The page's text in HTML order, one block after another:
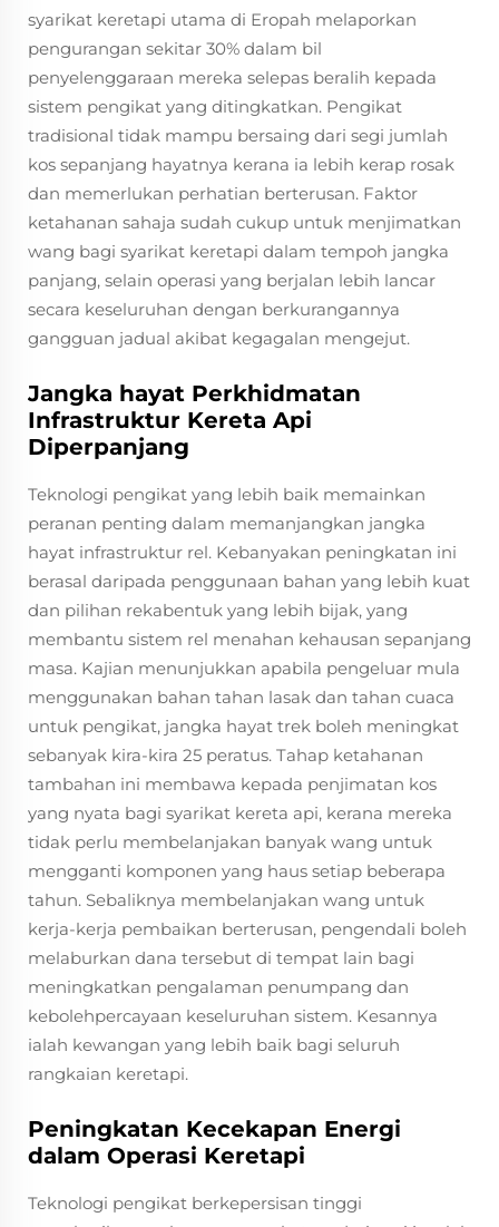
syarikat keretapi utama di Eropah melaporkan
pengurangan sekitar 30% dalam bil
penyelenggaraan mereka selepas beralih kepada
sistem pengikat yang ditingkatkan. Pengikat
tradisional tidak mampu bersaing dari segi jumlah
kos sepanjang hayatnya kerana ia lebih kerap rosak
dan memerlukan perhatian berterusan. Faktor
ketahanan sahaja sudah cukup untuk menjimatkan
wang bagi syarikat keretapi dalam tempoh jangka
panjang, selain operasi yang berjalan lebih lancar
secara keseluruhan dengan berkurangannya
gangguan jadual akibat kegagalan mengejut.
Jangka hayat Perkhidmatan
Infrastruktur Kereta Api
Diperpanjang
Teknologi pengikat yang lebih baik memainkan
peranan penting dalam memanjangkan jangka
hayat infrastruktur rel. Kebanyakan peningkatan ini
berasal daripada penggunaan bahan yang lebih kuat
dan pilihan rekabentuk yang lebih bijak, yang
membantu sistem rel menahan kehausan sepanjang
masa. Kajian menunjukkan apabila pengeluar mula
menggunakan bahan tahan lasak dan tahan cuaca
untuk pengikat, jangka hayat trek boleh meningkat
sebanyak kira-kira 25 peratus. Tahap ketahanan
tambahan ini membawa kepada penjimatan kos
yang nyata bagi syarikat kereta api, kerana mereka
tidak perlu membelanjakan banyak wang untuk
mengganti komponen yang haus setiap beberapa
tahun. Sebaliknya membelanjakan wang untuk
kerja-kerja pembaikan berterusan, pengendali boleh
melaburkan dana tersebut di tempat lain bagi
meningkatkan pengalaman penumpang dan
kebolehpercayaan keseluruhan sistem. Kesannya
ialah kewangan yang lebih baik bagi seluruh
rangkaian keretapi.
Peningkatan Kecekapan Energi
dalam Operasi Keretapi
Teknologi pengikat berkepersisan tinggi